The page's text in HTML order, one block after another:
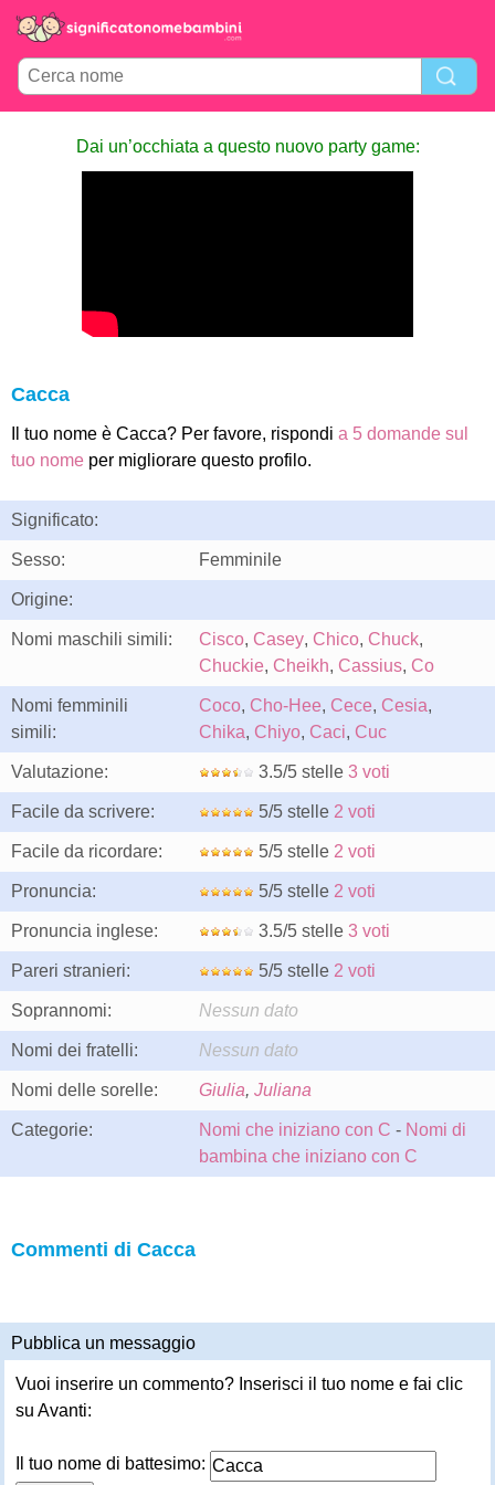
Dai un’occhiata a questo nuovo party game:
Cacca
Il tuo nome è Cacca? Per favore, rispondi a 5 domande sul
tuo nome per migliorare questo profilo.
Significato:
Sesso: Femminile
Origine:
Nomi maschili simili: Cisco, Casey, Chico, Chuck,
Chuckie, Cheikh, Cassius, Co
Nomi femminili
simili:
Coco, Cho-Hee, Cece, Cesia,
Chika, Chiyo, Caci, Cuc
Valutazione: 3.5/5 stelle 3 voti
Facile da scrivere: 5/5 stelle 2 voti
Facile da ricordare: 5/5 stelle 2 voti
Pronuncia: 5/5 stelle 2 voti
Pronuncia inglese: 3.5/5 stelle 3 voti
Pareri stranieri: 5/5 stelle 2 voti
Soprannomi: Nessun dato
Nomi dei fratelli: Nessun dato
Nomi delle sorelle: Giulia, Juliana
Categorie: Nomi che iniziano con C - Nomi di
bambina che iniziano con C
Commenti di Cacca
Pubblica un messaggio
Vuoi inserire un commento? Inserisci il tuo nome e fai clic
su Avanti:
Il tuo nome di battesimo: